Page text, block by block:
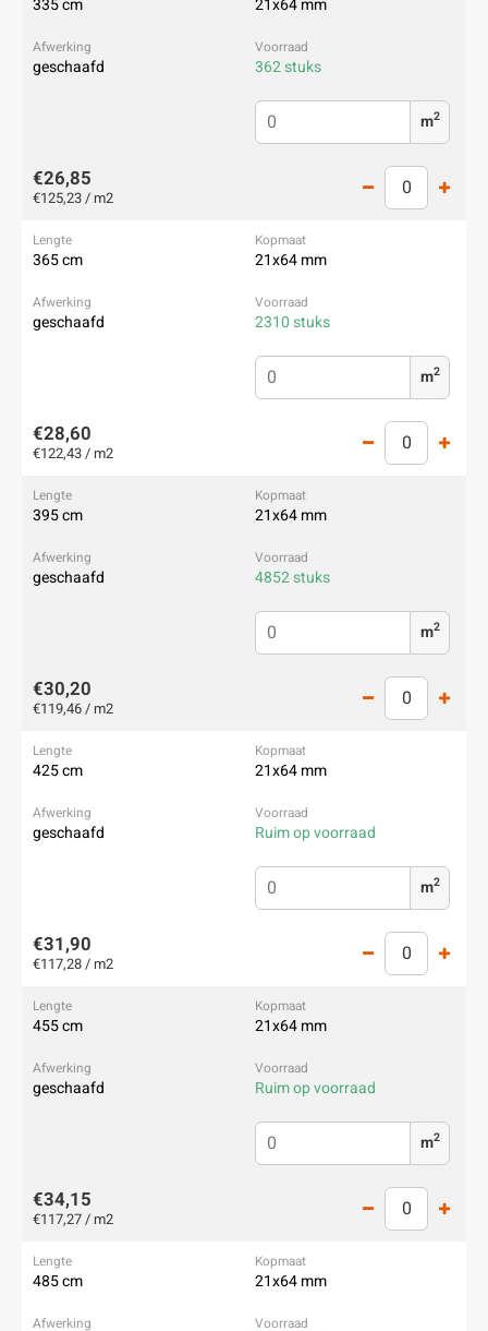
335 cm 21x64 mm
geschaafd 362 stuks
m2
€26,85
€125,23 / m2
365 cm 21x64 mm
geschaafd 2310 stuks
m2
€28,60
€122,43 / m2
395 cm 21x64 mm
geschaafd 4852 stuks
m2
€30,20
€119,46 / m2
425 cm 21x64 mm
geschaafd Ruim op voorraad
m2
€31,90
€117,28 / m2
455 cm 21x64 mm
geschaafd Ruim op voorraad
m2
€34,15
€117,27 / m2
485 cm 21x64 mm